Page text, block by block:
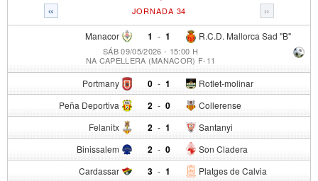
« »
JORNADA 34
Manacor 1 - R.C.D. Mallorca Sad "B"
1
SÁB 09/05/2026 - 15:00 H
NA CAPELLERA (MANACOR) F-11
Portmany 0 - Rotlet-molinar
1
Peña Deportiva 2 - Collerense
0
Felanitx 2 - Santanyi
1
Binissalem 2 - Son Cladera
0
Cardassar 3 - Platges de Calvia
1